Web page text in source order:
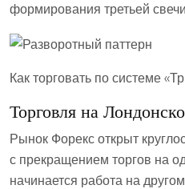
формирования третьей
Как торговать по системе
Торговля на
Рынок Форекс открыт
с прекращением торгов на
начинается работа на